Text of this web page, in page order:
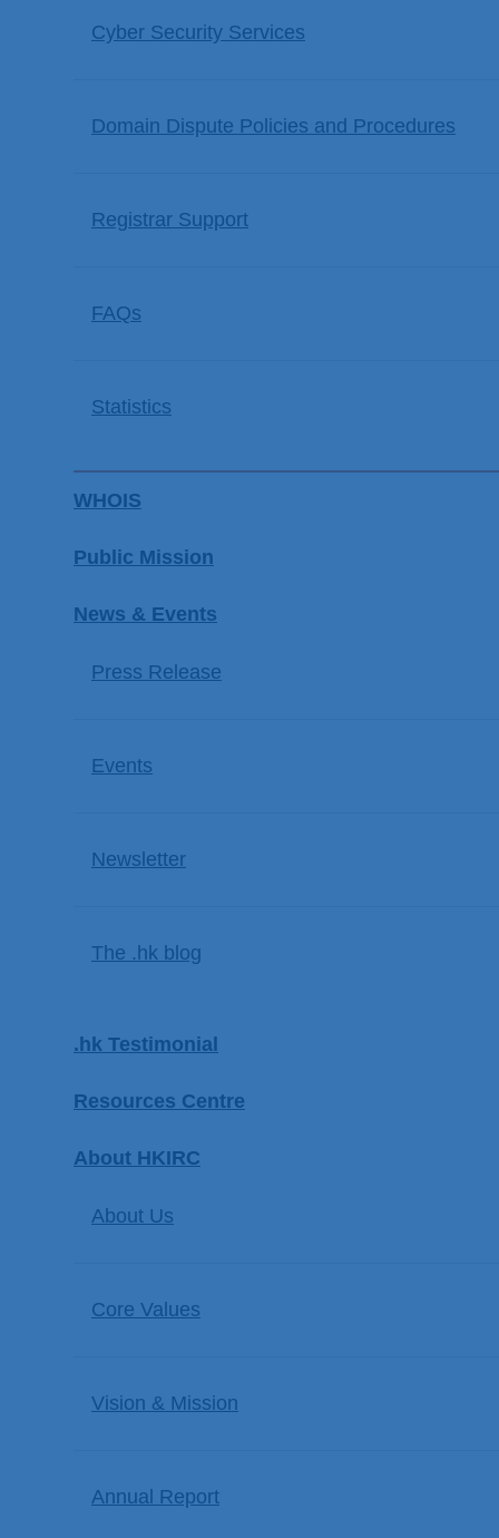
Cyber Security Services
Domain Dispute Policies and Procedures
Registrar Support
FAQs
Statistics
WHOIS
Public Mission
News & Events
Press Release
Events
Newsletter
The .hk blog
.hk Testimonial
Resources Centre
About HKIRC
About Us
Core Values
Vision & Mission
Annual Report